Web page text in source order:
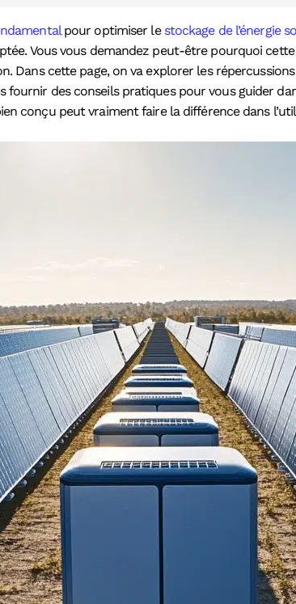
pour optimiser le stockage de l’énergie
Vous vous demandez peut-être pourquoi
cette page, on va explorer les répercussions
fournir des conseils pratiques pour vous
conçu peut vraiment faire la différence dans